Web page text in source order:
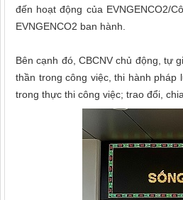
đến hoạt động của EVNGENCO2/
EVNGENCO2 ban hành.
Bên cạnh đó, CBCNV chủ động, tự
thần trong công việc, thi hành pháp
trong thực thi công việc; trao đổi,